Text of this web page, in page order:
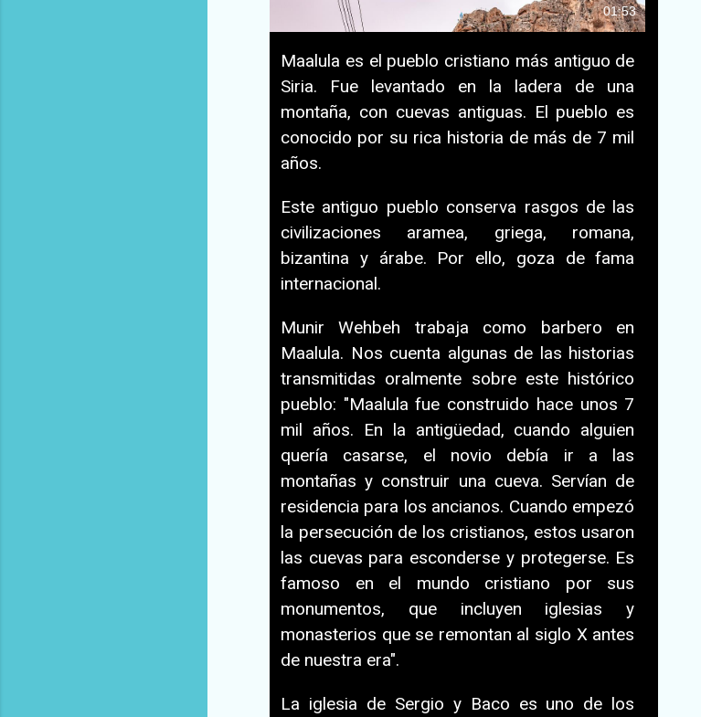
01:53
Maalula es el pueblo cristiano más antiguo de
Siria. Fue levantado en la ladera de una
montaña, con cuevas antiguas. El pueblo es
conocido por su rica historia de más de 7 mil
años.
Este antiguo pueblo conserva rasgos de las
civilizaciones aramea, griega, romana,
bizantina y árabe. Por ello, goza de fama
internacional.
Munir Wehbeh trabaja como barbero en
Maalula. Nos cuenta algunas de las historias
transmitidas oralmente sobre este histórico
pueblo: "Maalula fue construido hace unos 7
mil años. En la antigüedad, cuando alguien
quería casarse, el novio debía ir a las
montañas y construir una cueva. Servían de
residencia para los ancianos. Cuando empezó
la persecución de los cristianos, estos usaron
las cuevas para esconderse y protegerse. Es
famoso en el mundo cristiano por sus
monumentos, que incluyen iglesias y
monasterios que se remontan al siglo X antes
de nuestra era".
La iglesia de Sergio y Baco es uno de los